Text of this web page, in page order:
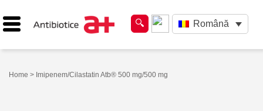
Română
Home > Imipenem/Cilastatin Atb® 500 mg/500 mg